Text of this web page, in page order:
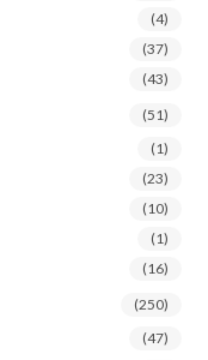
(4)
(37)
(43)
(51)
(1)
(23)
(10)
(1)
(16)
(250)
(47)